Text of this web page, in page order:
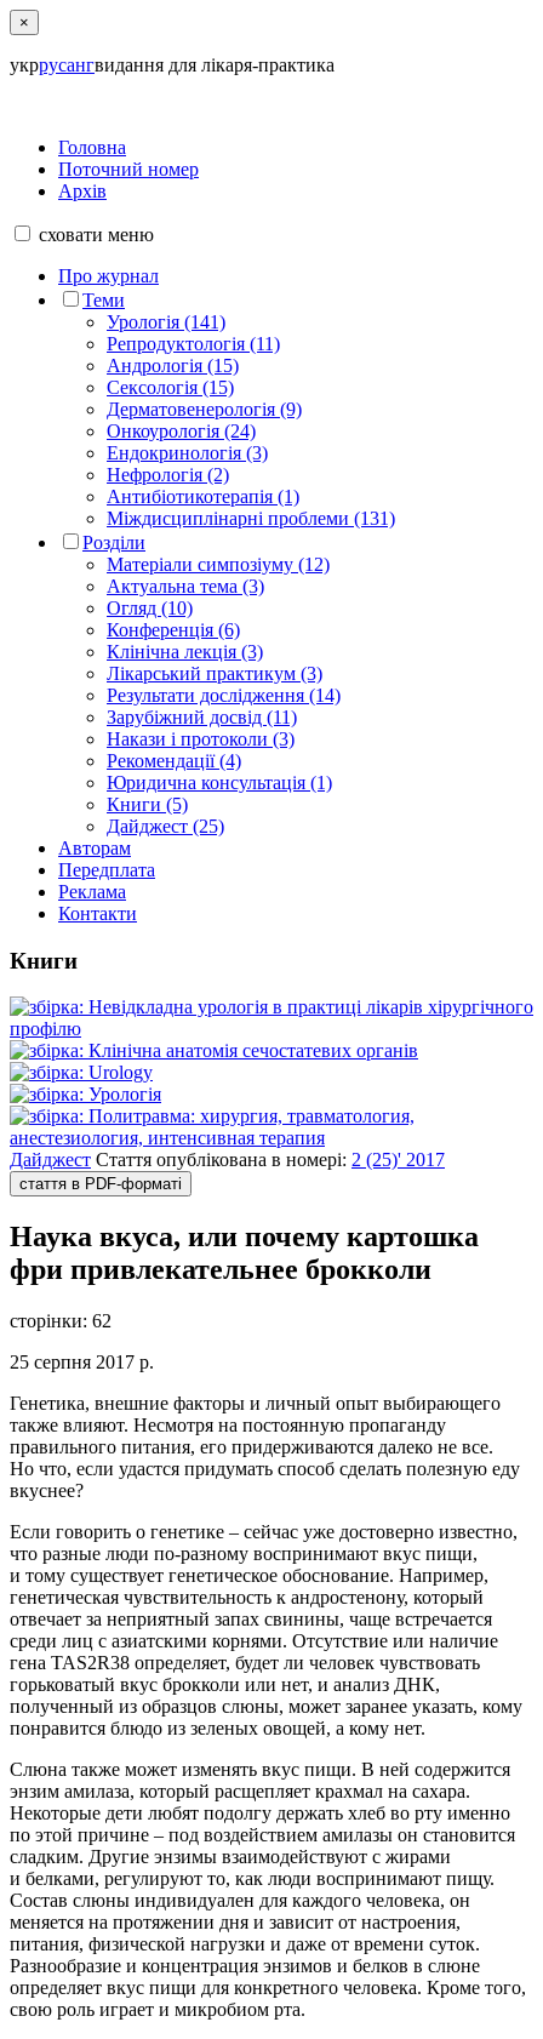
×
укррусангвидання для лікаря-практика
Головна
Поточний номер
Архів
сховати меню
Про журнал
Теми
Урологія (141)
Репродуктологія (11)
Андрологія (15)
Сексологія (15)
Дерматовенерологія (9)
Онкоурологія (24)
Ендокринологія (3)
Нефрологія (2)
Антибіотикотерапія (1)
Міждисциплінарні проблеми (131)
Розділи
Матеріали симпозіуму (12)
Актуальна тема (3)
Огляд (10)
Конференція (6)
Клінічна лекція (3)
Лікарський практикум (3)
Результати дослідження (14)
Зарубіжний досвід (11)
Накази і протоколи (3)
Рекомендації (4)
Юридична консультація (1)
Книги (5)
Дайджест (25)
Авторам
Передплата
Реклама
Контакти
Книги
Дайджест Стаття опублікована в номері: 2 (25)' 2017
стаття в PDF-форматі
Наука вкуса, или почему картошка
фри привлекательнее брокколи
сторінки: 62
25 серпня 2017 р.
Генетика, внешние факторы и личный опыт выбирающего
также влияют. Несмотря на постоянную пропаганду
правильного питания, его придерживаются далеко не все.
Но что, если удастся придумать способ сделать полезную еду
вкуснее?
Если говорить о генетике – сейчас уже достоверно известно,
что разные люди по-разному воспринимают вкус пищи,
и тому существует генетическое обоснование. Например,
генетическая чувствительность к андростенону, который
отвечает за неприятный запах свинины, чаще встречается
среди лиц с азиатскими корнями. Отсутствие или наличие
гена TAS2R38 определяет, будет ли человек чувствовать
горьковатый вкус брокколи или нет, и анализ ДНК,
полученный из образцов слюны, может заранее указать, кому
понравится блюдо из зеленых овощей, а кому нет.
Слюна также может изменять вкус пищи. В ней содержится
энзим амилаза, который расщепляет крахмал на сахара.
Некоторые дети любят подолгу держать хлеб во рту именно
по этой причине – под воздействием амилазы он становится
сладким. Другие энзимы взаимодействуют с жирами
и белками, регулируют то, как люди воспринимают пищу.
Состав слюны индивидуален для каждого человека, он
меняется на протяжении дня и зависит от настроения,
питания, физической нагрузки и даже от времени суток.
Разнообразие и концентрация энзимов и белков в слюне
определяет вкус пищи для конкретного человека. Кроме того,
свою роль играет и микробиом рта.